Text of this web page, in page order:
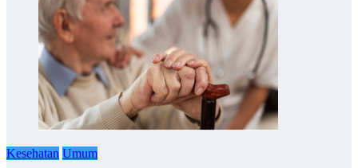
Kesehatan Umum